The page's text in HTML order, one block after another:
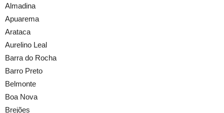
Almadina
Apuarema
Arataca
Aurelino Leal
Barra do Rocha
Barro Preto
Belmonte
Boa Nova
Brejões